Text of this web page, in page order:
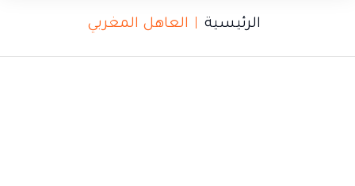
الرئيسية العاهل المغربي